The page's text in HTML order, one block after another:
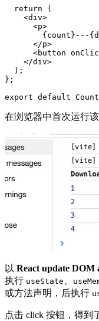
  return (
    <div>
      <p>
{count}---
      </p>
<button
    </div>
  );
};
在浏览器中首次运行
以 React update DOM
执行 useState 、
或方法声明，后执行
点击 click 按钮，得到